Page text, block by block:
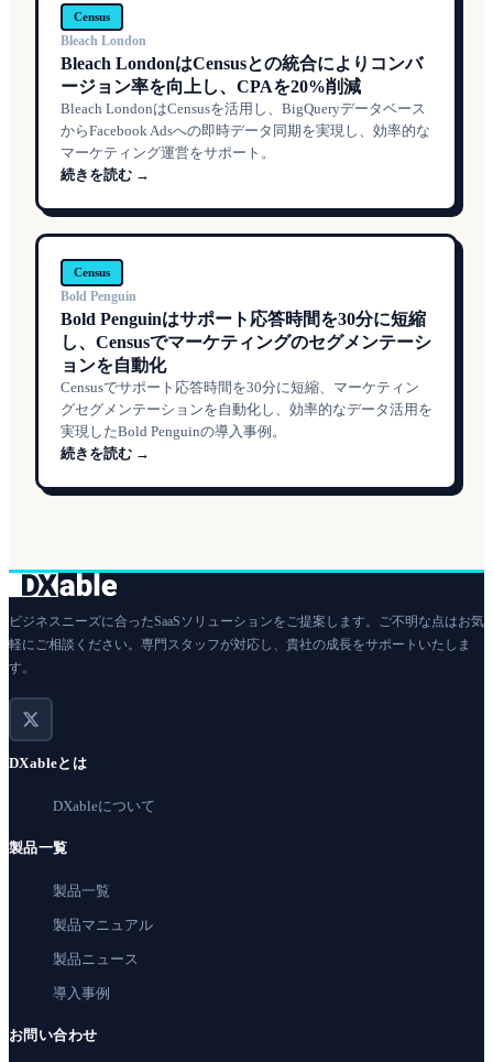
Census
Bleach London
Bleach LondonはCensusとの統合によりコンバ
ージョン率を向上し、CPAを20%削減
Bleach LondonはCensusを活用し、BigQueryデータベース
からFacebook Adsへの即時データ同期を実現し、効率的な
マーケティング運営をサポート。
続きを読む →
Census
Bold Penguin
Bold Penguinはサポート応答時間を30分に短縮
し、Censusでマーケティングのセグメンテーシ
ョンを自動化
Censusでサポート応答時間を30分に短縮、マーケティン
グセグメンテーションを自動化し、効率的なデータ活用を
実現したBold Penguinの導入事例。
続きを読む →
ビジネスニーズに合ったSaaSソリューションをご提案します。ご不明な点はお気
軽にご相談ください。専門スタッフが対応し、貴社の成長をサポートいたしま
す。
DXableとは
DXableについて
製品一覧
製品一覧
製品マニュアル
製品ニュース
導入事例
お問い合わせ